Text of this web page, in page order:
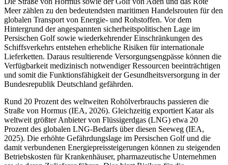
Meer zählen zu den bedeutendsten maritimen Handelsrouten für den
globalen Transport von Energie- und Rohstoffen. Vor dem
Hintergrund der angespannten sicherheitspolitischen Lage im
Persischen Golf sowie wiederkehrender Einschränkungen des
Schiffsverkehrs entstehen erhebliche Risiken für internationale
Lieferketten. Daraus resultierende Versorgungsengpässe können die
Verfügbarkeit medizinisch notwendiger Ressourcen beeinträchtigen
und somit die Funktionsfähigkeit der Gesundheitsversorgung in der
Bundesrepublik Deutschland gefährden.
Rund 20 Prozent des weltweiten Rohölverbrauchs passieren die
Straße von Hormus (IEA, 2026). Gleichzeitig exportiert Katar als
weltweit größter Anbieter von Flüssigerdgas (LNG) etwa 20
Prozent des globalen LNG-Bedarfs über diesen Seeweg (IEA,
2025). Die erhöhte Gefährdungslage im Persischen Golf und die
damit verbundenen Energiepreissteigerungen können zu steigenden
Betriebskosten für Krankenhäuser, pharmazeutische Unternehmen